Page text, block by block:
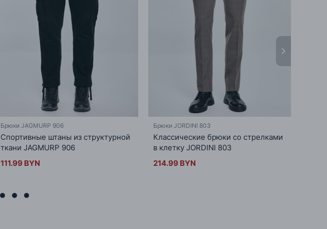
Брюки JAGMURP 906
Спортивные штаны из структурной
ткани JAGMURP 906
111.99 BYN
Брюки JORDINI 803
Классические брюки со стрелками
в клетку JORDINI 803
214.99 BYN